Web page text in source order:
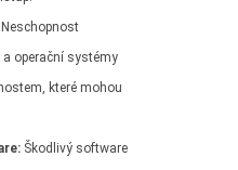
Neschopnost
operační systémy
které mohou
Škodlivý software